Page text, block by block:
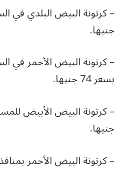
جنيها.
– كرتونة البيض الأحمر في
بسعر 74 جنيها.
جنيها.